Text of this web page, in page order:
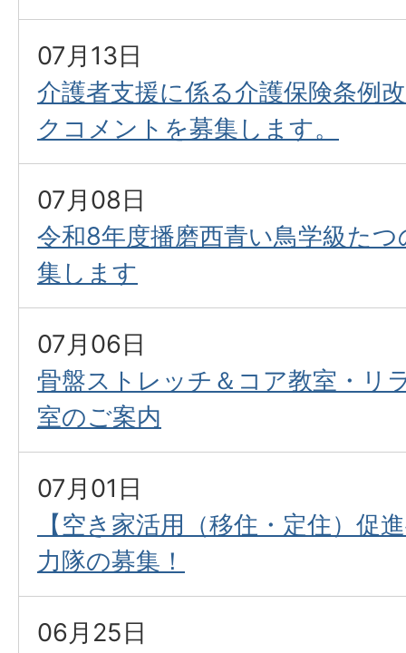
07月13日
介護者支援に係る介護保険条例
クコメントを募集します。
07月08日
令和8年度播磨西青い鳥学級た
集します
07月06日
骨盤ストレッチ＆コア教室・リ
室のご案内
07月01日
【空き家活用（移住・定住）促
力隊の募集！
06月25日